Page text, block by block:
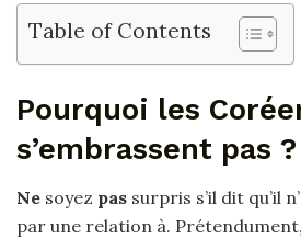
Table of Contents
Pourquoi les
s’embrassent pas ?
Ne soyez pas surpris s’il dit qu’il
par une relation à.